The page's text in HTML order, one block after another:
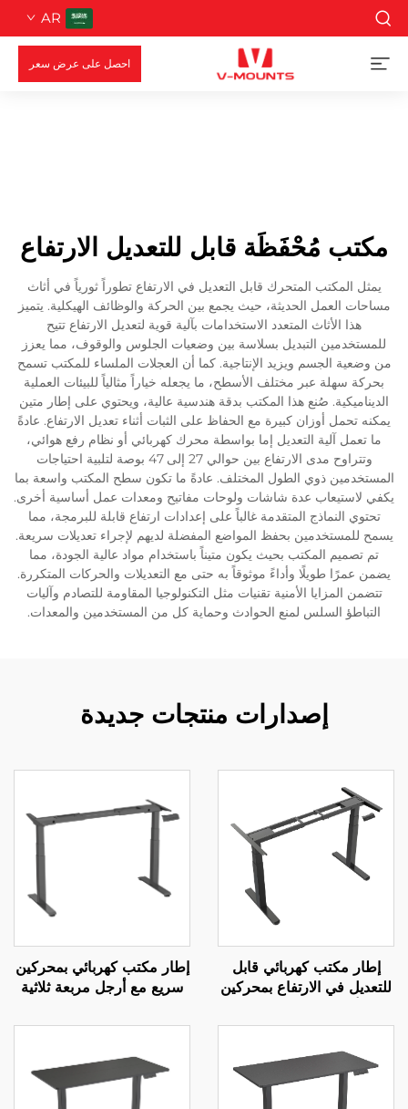
AR
احصل على عرض سعر
مكتب مُحْفَظَة قابل للتعديل الارتفاع
يمثل المكتب المتحرك قابل التعديل في الارتفاع تطوراً ثورياً في أثاث
مساحات العمل الحديثة، حيث يجمع بين الحركة والوظائف الهيكلية. يتميز
هذا الأثاث المتعدد الاستخدامات بآلية قوية لتعديل الارتفاع تتيح
للمستخدمين التبديل بسلاسة بين وضعيات الجلوس والوقوف، مما يعزز
من وضعية الجسم ويزيد الإنتاجية. كما أن العجلات الملساء للمكتب تسمح
بحركة سهلة عبر مختلف الأسطح، ما يجعله خياراً مثالياً للبيئات العملية
الديناميكية. صُنع هذا المكتب بدقة هندسية عالية، ويحتوي على إطار متين
يمكنه تحمل أوزان كبيرة مع الحفاظ على الثبات أثناء تعديل الارتفاع. عادةً
ما تعمل آلية التعديل إما بواسطة محرك كهربائي أو نظام رفع هوائي،
وتتراوح مدى الارتفاع بين حوالي 27 إلى 47 بوصة لتلبية احتياجات
المستخدمين ذوي الطول المختلف. عادةً ما تكون سطح المكتب واسعة بما
يكفي لاستيعاب عدة شاشات ولوحات مفاتيح ومعدات عمل أساسية أخرى.
تحتوي النماذج المتقدمة غالباً على إعدادات ارتفاع قابلة للبرمجة، مما
يسمح للمستخدمين بحفظ المواضع المفضلة لديهم لإجراء تعديلات سريعة.
تم تصميم المكتب بحيث يكون متيناً باستخدام مواد عالية الجودة، مما
يضمن عمرًا طويلًا وأداءً موثوقاً به حتى مع التعديلات والحركات المتكررة.
تتضمن المزايا الأمنية تقنيات مثل التكنولوجيا المقاومة للتصادم وآليات
التباطؤ السلس لمنع الحوادث وحماية كل من المستخدمين والمعدات.
إصدارات منتجات جديدة
إطار مكتب كهربائي قابل
للتعديل في الارتفاع بمحركين
مراحل - V-MOUNTS
JSD2-01-Z
إطار مكتب كهربائي بمحركين
سريع مع أرجل مربعة ثلاثية
ثانية – V-MOUNTS JSD2-